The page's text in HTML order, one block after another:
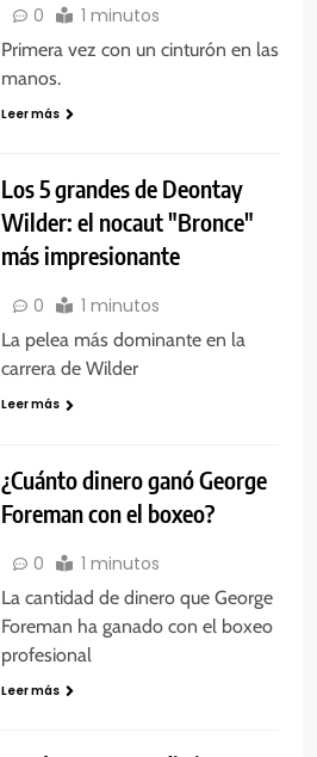
0 1 minutos
Primera vez con un cinturón en las
manos.
Leer más
Los 5 grandes de Deontay
Wilder: el nocaut "Bronce"
más impresionante
0 1 minutos
La pelea más dominante en la
carrera de Wilder
Leer más
¿Cuánto dinero ganó George
Foreman con el boxeo?
0 1 minutos
La cantidad de dinero que George
Foreman ha ganado con el boxeo
profesional
Leer más